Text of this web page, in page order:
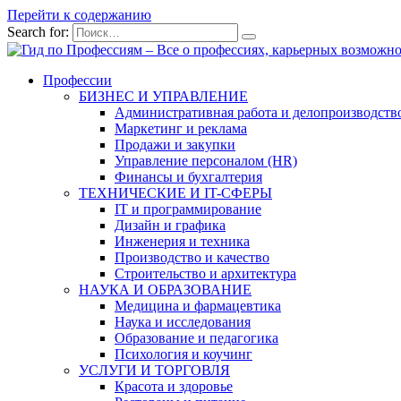
Перейти к содержанию
Search for:
Профессии
БИЗНЕС И УПРАВЛЕНИЕ
Административная работа и
Маркетинг и реклама
Продажи и закупки
Управление персоналом (HR)
Финансы и бухгалтерия
ТЕХНИЧЕСКИЕ И IT-СФЕРЫ
IT и программирование
Дизайн и графика
Инженерия и техника
Производство и качество
Строительство и архитектура
НАУКА И ОБРАЗОВАНИЕ
Медицина и фармацевтика
Наука и исследования
Образование и педагогика
Психология и коучинг
УСЛУГИ И ТОРГОВЛЯ
Красота и здоровье